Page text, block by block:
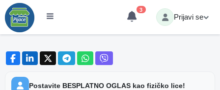
3
Prijavi se
Postavite BESPLATNO OGLAS kao fizičko lice!